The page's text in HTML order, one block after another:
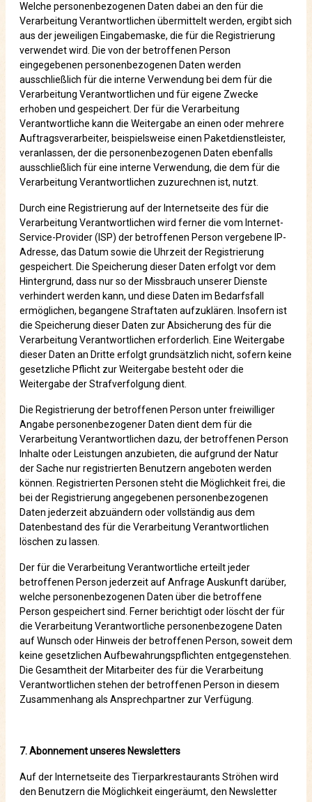
Welche personenbezogenen Daten dabei an den für die
Verarbeitung Verantwortlichen übermittelt werden, ergibt sich
aus der jeweiligen Eingabemaske, die für die Registrierung
verwendet wird. Die von der betroffenen Person
eingegebenen personenbezogenen Daten werden
ausschließlich für die interne Verwendung bei dem für die
Verarbeitung Verantwortlichen und für eigene Zwecke
erhoben und gespeichert. Der für die Verarbeitung
Verantwortliche kann die Weitergabe an einen oder mehrere
Auftragsverarbeiter, beispielsweise einen Paketdienstleister,
veranlassen, der die personenbezogenen Daten ebenfalls
ausschließlich für eine interne Verwendung, die dem für die
Verarbeitung Verantwortlichen zuzurechnen ist, nutzt.
Durch eine Registrierung auf der Internetseite des für die
Verarbeitung Verantwortlichen wird ferner die vom Internet-
Service-Provider (ISP) der betroffenen Person vergebene IP-
Adresse, das Datum sowie die Uhrzeit der Registrierung
gespeichert. Die Speicherung dieser Daten erfolgt vor dem
Hintergrund, dass nur so der Missbrauch unserer Dienste
verhindert werden kann, und diese Daten im Bedarfsfall
ermöglichen, begangene Straftaten aufzuklären. Insofern ist
die Speicherung dieser Daten zur Absicherung des für die
Verarbeitung Verantwortlichen erforderlich. Eine Weitergabe
dieser Daten an Dritte erfolgt grundsätzlich nicht, sofern keine
gesetzliche Pflicht zur Weitergabe besteht oder die
Weitergabe der Strafverfolgung dient.
Die Registrierung der betroffenen Person unter freiwilliger
Angabe personenbezogener Daten dient dem für die
Verarbeitung Verantwortlichen dazu, der betroffenen Person
Inhalte oder Leistungen anzubieten, die aufgrund der Natur
der Sache nur registrierten Benutzern angeboten werden
können. Registrierten Personen steht die Möglichkeit frei, die
bei der Registrierung angegebenen personenbezogenen
Daten jederzeit abzuändern oder vollständig aus dem
Datenbestand des für die Verarbeitung Verantwortlichen
löschen zu lassen.
Der für die Verarbeitung Verantwortliche erteilt jeder
betroffenen Person jederzeit auf Anfrage Auskunft darüber,
welche personenbezogenen Daten über die betroffene
Person gespeichert sind. Ferner berichtigt oder löscht der für
die Verarbeitung Verantwortliche personenbezogene Daten
auf Wunsch oder Hinweis der betroffenen Person, soweit dem
keine gesetzlichen Aufbewahrungspflichten entgegenstehen.
Die Gesamtheit der Mitarbeiter des für die Verarbeitung
Verantwortlichen stehen der betroffenen Person in diesem
Zusammenhang als Ansprechpartner zur Verfügung.
7. Abonnement unseres Newsletters
Auf der Internetseite des Tierparkrestaurants Ströhen wird
den Benutzern die Möglichkeit eingeräumt, den Newsletter